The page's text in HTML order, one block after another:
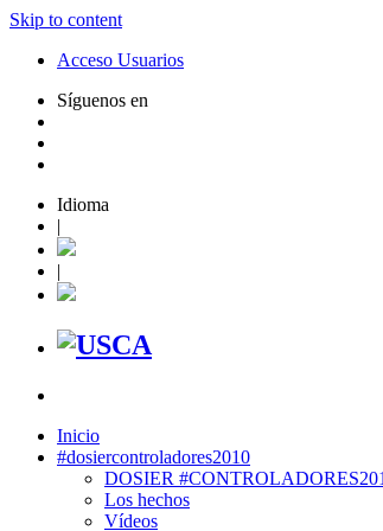
Skip to content
Acceso Usuarios
Síguenos en
Idioma
|
|
Inicio
#dosiercontroladores2010
DOSIER
Los hechos
Vídeos